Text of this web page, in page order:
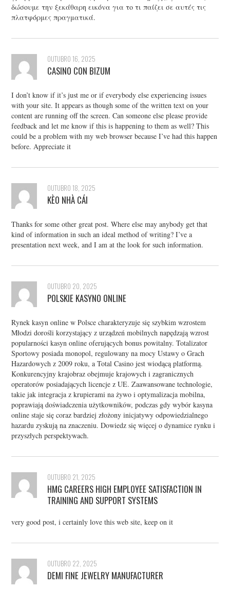
δώσουμε την ξεκάθαρη εικόνα για το τι παίζει σε αυτές τις
πλατφόρμες πραγματικά.
OUTUBRO 16, 2025
CASINO CON BIZUM
I don’t know if it’s just me or if everybody else experiencing issues
with your site. It appears as though some of the written text on your
content are running off the screen. Can someone else please provide
feedback and let me know if this is happening to them as well? This
could be a problem with my web browser because I’ve had this happen
before. Appreciate it
OUTUBRO 18, 2025
KÈO NHÀ CÁI
Thanks for some other great post. Where else may anybody get that
kind of information in such an ideal method of writing? I’ve a
presentation next week, and I am at the look for such information.
OUTUBRO 20, 2025
POLSKIE KASYNO ONLINE
Rynek kasyn online w Polsce charakteryzuje się szybkim wzrostem
Młodzi dorośli korzystający z urządzeń mobilnych napędzają wzrost
popularności kasyn online oferujących bonus powitalny. Totalizator
Sportowy posiada monopol, regulowany na mocy Ustawy o Grach
Hazardowych z 2009 roku, a Total Casino jest wiodącą platformą.
Konkurencyjny krajobraz obejmuje krajowych i zagranicznych
operatorów posiadających licencje z UE. Zaawansowane technologie,
takie jak integracja z krupierami na żywo i optymalizacja mobilna,
poprawiają doświadczenia użytkowników, podczas gdy wybór kasyna
online staje się coraz bardziej złożony inicjatywy odpowiedzialnego
hazardu zyskują na znaczeniu. Dowiedz się więcej o dynamice rynku i
przyszłych perspektywach.
OUTUBRO 21, 2025
HMG CAREERS HIGH EMPLOYEE SATISFACTION IN
TRAINING AND SUPPORT SYSTEMS
very good post, i certainly love this web site, keep on it
OUTUBRO 22, 2025
DEMI FINE JEWELRY MANUFACTURER